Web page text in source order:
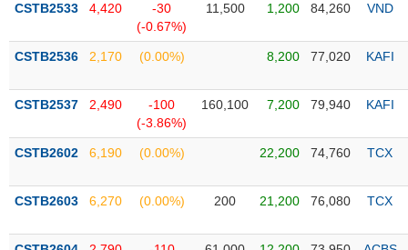
thái
phiếu
mô
thị
Niêm
CSTB2533 4,420
-30
(-0.67%)
11,500 1,200 84,260 VND
CSTB2536 2,170 (0.00%) 8,200 77,020 KAFI
CSTB2537 2,490
-100
(-3.86%)
160,100 7,200 79,940 KAFI
CSTB2602 6,190 (0.00%) 22,200 74,760 TCX
CSTB2603 6,270 (0.00%) 200 21,200 76,080 TCX
NGÀNH
DOANH
NGHIỆP
PHIẾU